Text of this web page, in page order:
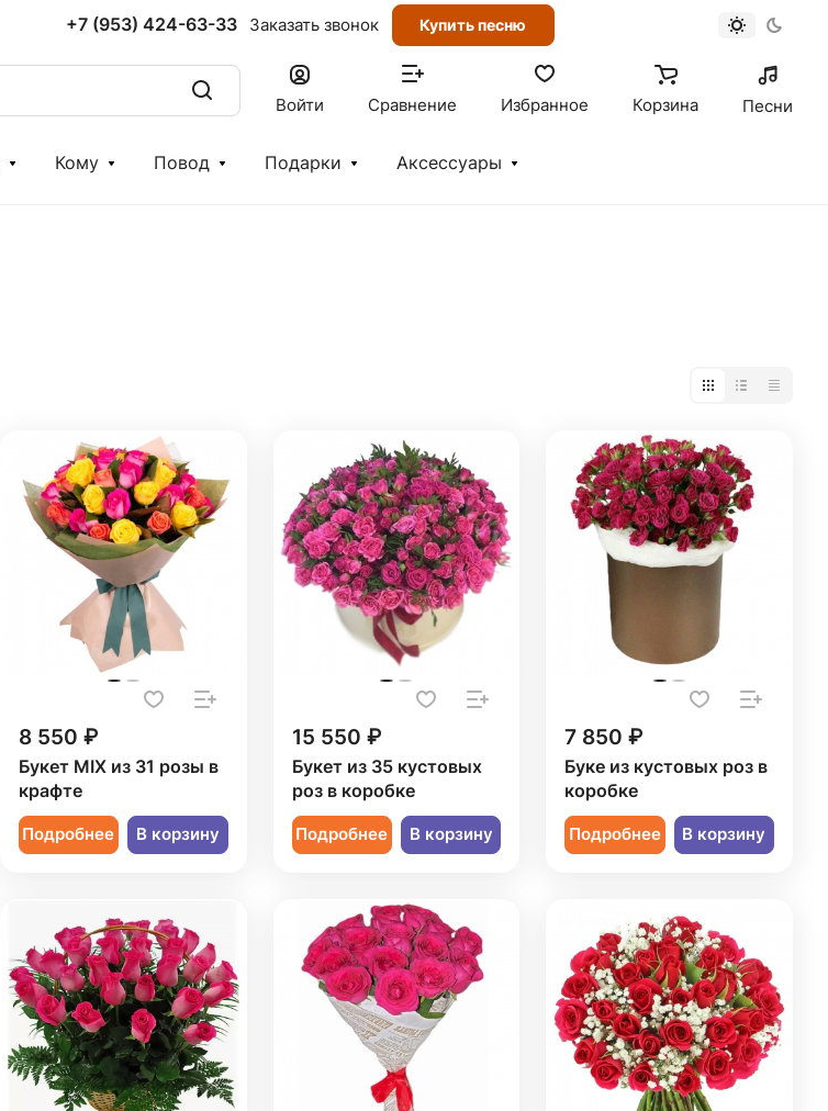
+7 (953) 424-63-33 Заказать звонок Купить песню
Войти Сравнение Избранное Корзина Песни
Кому Повод Подарки Аксессуары
8 550 ₽
Букет MIX из 31 розы в
крафте
Подробнее В корзину
15 550 ₽
Букет из 35 кустовых
роз в коробке
Подробнее В корзину
7 850 ₽
Буке из кустовых роз в
коробке
Подробнее В корзину